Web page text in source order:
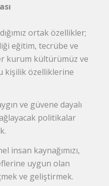
ortak özellikler;
eğitim, tecrübe ve
kurum kültürümüz ve
kişilik özelliklerine
ve güvene dayalı
politikalar
insan kaynağımızı,
uygun olan
ve geliştirmek.